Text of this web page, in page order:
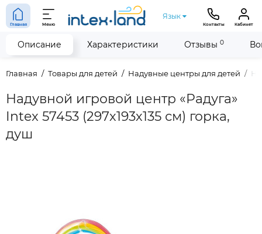
Главная Меню
Язык
Контакты Кабинет
Главная Товары для детей Надувные центры для детей
Надувной игровой центр «Радуга»
Intex 57453 (297х193х135 см) горка,
душ
Описание Характеристики Отзывы 0